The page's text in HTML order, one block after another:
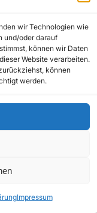
wir Technologien wie
und/oder darauf
können wir Daten
Website verarbeiten.
können
werden.
Impressum